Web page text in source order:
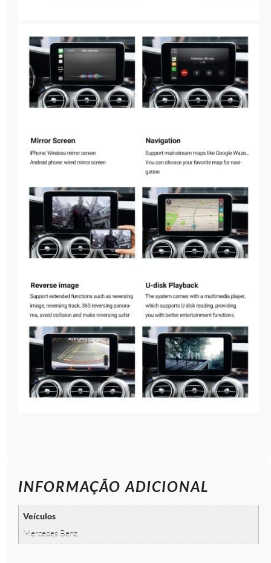
INFORMAÇÃO ADICIONAL
Veículos
Mercedes Benz